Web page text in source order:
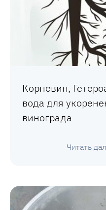
Корневин,
вода для
винограда
Читать